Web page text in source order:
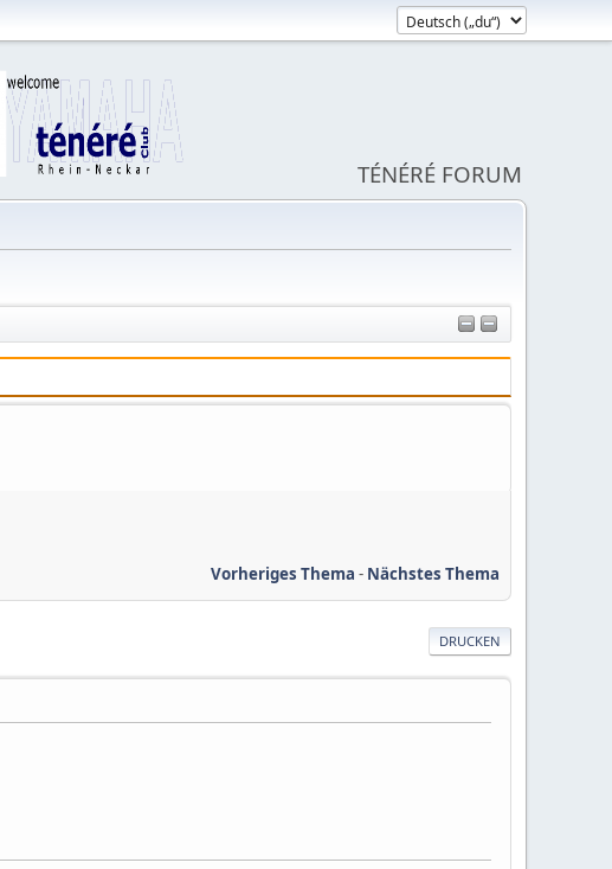
TÉNÉRÉ FORUM
Vorheriges Thema - Nächstes Thema
DRUCKEN